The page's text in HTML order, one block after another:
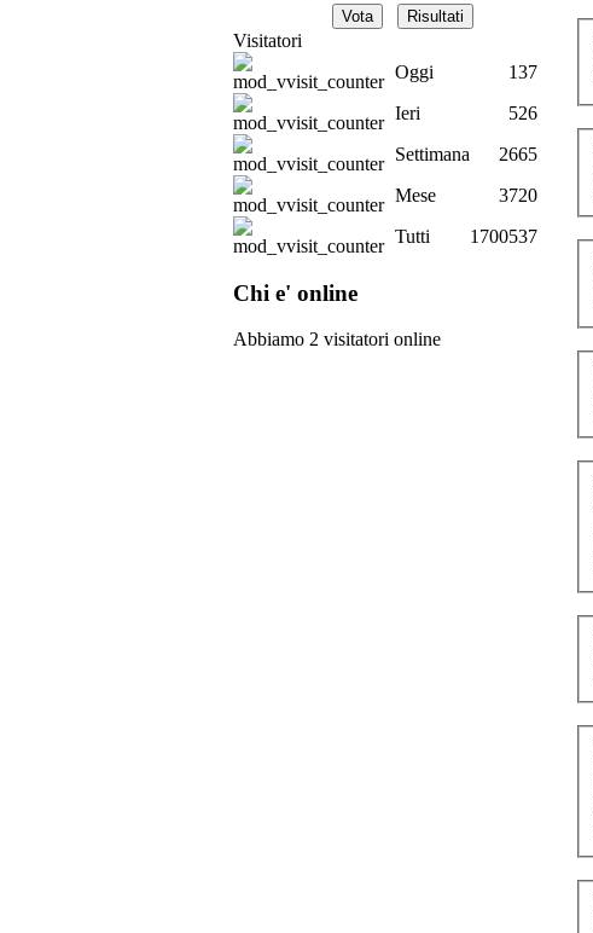
Visitatori
Oggi
137
Ieri
526
Settimana
2665
Mese
3720
Tutti
1700537
Chi e' online
Abbiamo 2 visitatori online